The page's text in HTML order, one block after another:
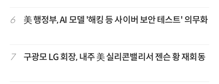
6 美 행정부, AI 모델 '해킹 등 사이버 보안 테스트' 의무화
7 구광모 LG 회장, 내주 美 실리콘밸리서 젠슨 황 재회동